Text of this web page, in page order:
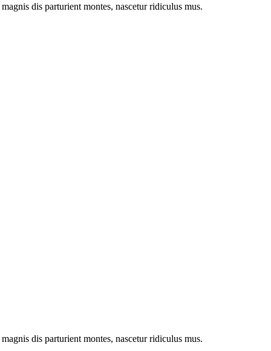
dis parturient montes, nascetur ridiculus mus.
dis parturient montes, nascetur ridiculus mus.